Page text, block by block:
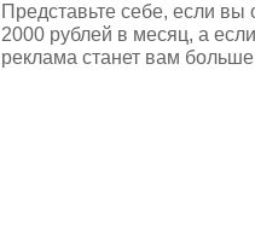
Представьте себе, если вы
2000 рублей в месяц, а
реклама станет вам больше